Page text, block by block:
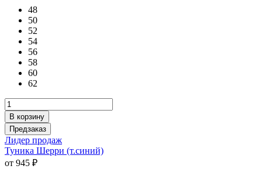
48
50
52
54
56
58
60
62
В корзину
Предзаказ
Лидер продаж
Туника Шерри (т.синий)
от 945 ₽